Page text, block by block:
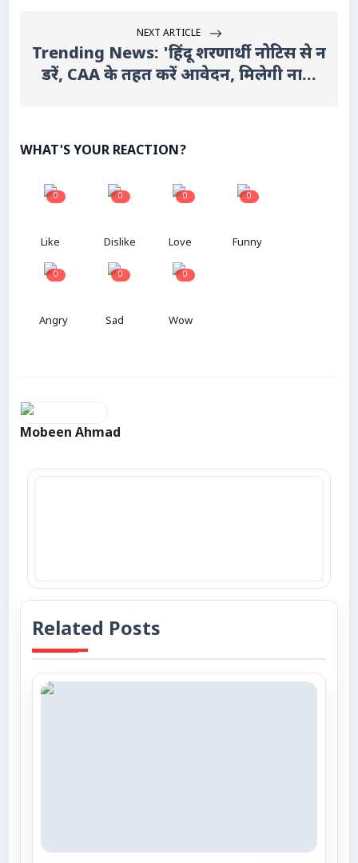
NEXT ARTICLE
Trending News: 'हिंदू शरणार्थी नोटिस से न
डरें, CAA के तहत करें आवेदन, मिलेगी ना...
WHAT'S YOUR REACTION?
0
Like
0
Dislike
0
Love
0
Funny
0
Angry
0
Sad
0
Wow
Mobeen Ahmad
Related Posts